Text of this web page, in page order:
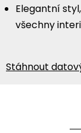
Elegantní
všechny
Stáhnout